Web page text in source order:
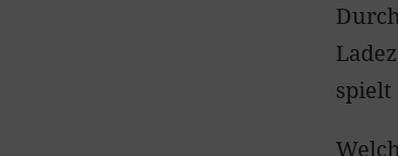
spielt